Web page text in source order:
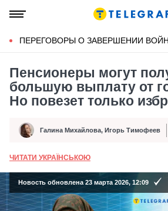
ПЕРЕГОВОРЫ О ЗАВЕРШЕНИИ
Пенсионеры могут
большую выплату от
Но повезет только
Автор Галина Михайлова, Игорь Тимофеев
Дата публикации
ЧИТАТИ УКРАЇНСЬКОЮ
Новость обновлена 23 марта 2026, 12:09